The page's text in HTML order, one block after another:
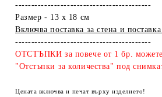
------------------------------------------
Размер - 13 х 18 см
Включва поставка за стена и
------------------------------------------
ОТСТЪПКИ за повече от 1 бр. можете
"Отстъпки за количества" под
Цената включва и печат върху изделието!